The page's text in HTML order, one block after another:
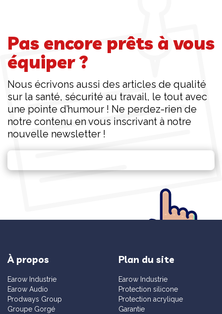
Pas encore prêts à vous
équiper ?
Nous écrivons aussi des articles de qualité
sur la santé, sécurité au travail, le tout avec
une pointe d’humour ! Ne perdez-rien de
notre contenu en vous inscrivant à notre
nouvelle newsletter !
À propos
Earow Industrie
Earow Audio
Prodways Group
Groupe Gorgé
Plan du site
Earow Industrie
Protection silicone
Protection acrylique
Garantie